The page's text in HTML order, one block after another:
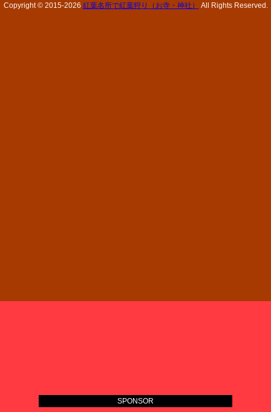
Copyright © 2015-2026 紅葉名所で紅葉狩り（お寺・神社） All Rights Reserved.
SPONSOR